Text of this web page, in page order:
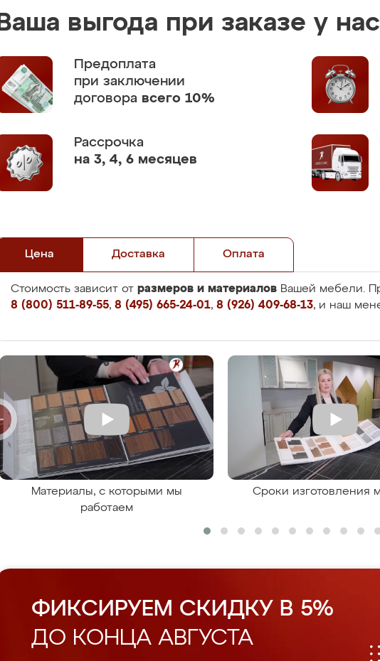
Ваша выгода при заказе у нас
Предоплата
при заключении
договора всего 10%
Рассрочка
на 3, 4, 6 месяцев
Цена Доставка Оплата
Стоимость зависит от размеров и материалов Вашей мебели.
8 (800) 511-89-55, 8 (495) 665-24-01, 8 (926) 409-68-13, и наш
Материалы, с которыми мы
работаем
Сроки изготовления
ФИКСИРУЕМ СКИДКУ В 5%
ДО КОНЦА АВГУСТА